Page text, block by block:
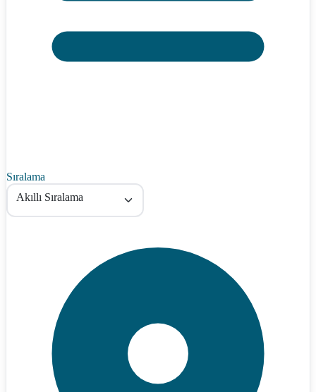
Sıralama
Akıllı Sıralama